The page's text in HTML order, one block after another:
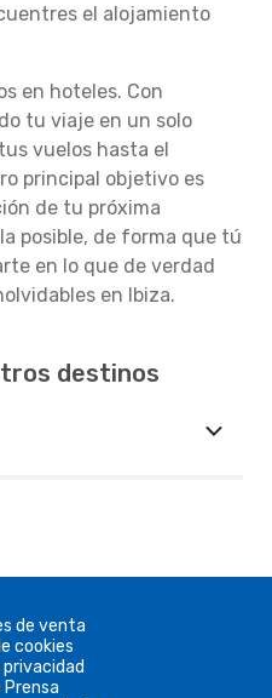
el alojamiento
en hoteles. Con
tu viaje en un solo
vuelos hasta el
principal objetivo es
de tu próxima
posible, de forma que tú
en lo que de verdad
en Ibiza.
destinos
de venta
cookies
Prensa